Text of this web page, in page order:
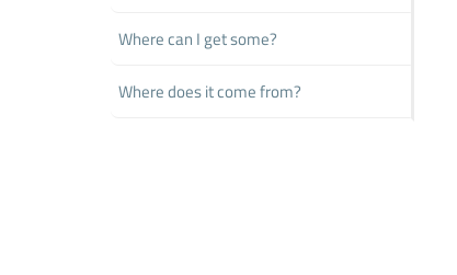
Where can I get some?
Where does it come from?